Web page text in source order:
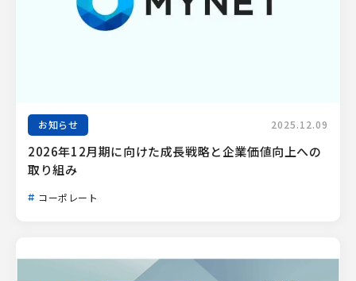
お知らせ 2025.12.09
2026年12月期に向けた成長戦略と企業価値向上への
取り組み
コーポレート